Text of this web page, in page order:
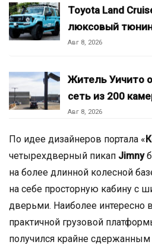
Toyota Land
люксовый
Авг 8, 2026
Житель Уичито
сеть из 200
Авг 8, 2026
По идее дизайнеров портала «
четырехдверный пикап Jimny
на более длинной колесной
на себе просторную кабину с
дверьми. Наиболее интересно
практичной грузовой
получился крайне